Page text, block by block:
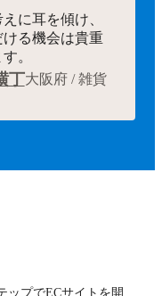
に耳を傾け、
る機会は貴重
。
丁大阪府 / 雑貨
ップでECサイトを開